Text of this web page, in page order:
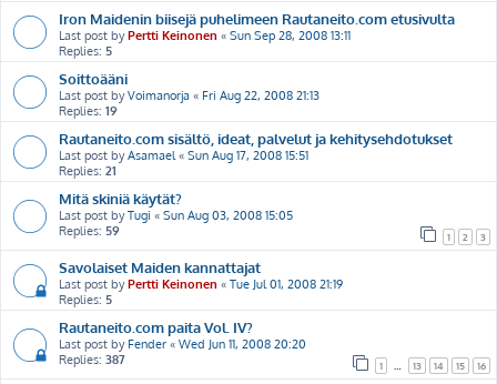
Iron Maidenin biisejä puhelimeen Rautaneito.com etusivulta
Last post byPertti Keinonen « Sun Sep 28, 2008 13:11
Replies: 5
Soittoääni
Last post byVoimanorja « Fri Aug 22, 2008 21:13
Replies: 19
Rautaneito.com sisältö, ideat, palvelut ja kehitysehdotukset
Last post byAsamael « Sun Aug 17, 2008 15:51
Replies: 21
Mitä skiniä käytät?
Last post byTugi « Sun Aug 03, 2008 15:05
Replies: 59 1 2 3
Savolaiset Maiden kannattajat
Last post byPertti Keinonen « Tue Jul 01, 2008 21:19
Replies: 5
Rautaneito.com paita Vol. IV?
Last post by Fender « Wed Jun 11, 2008 20:20
Replies: 387 1 13 14 15 16